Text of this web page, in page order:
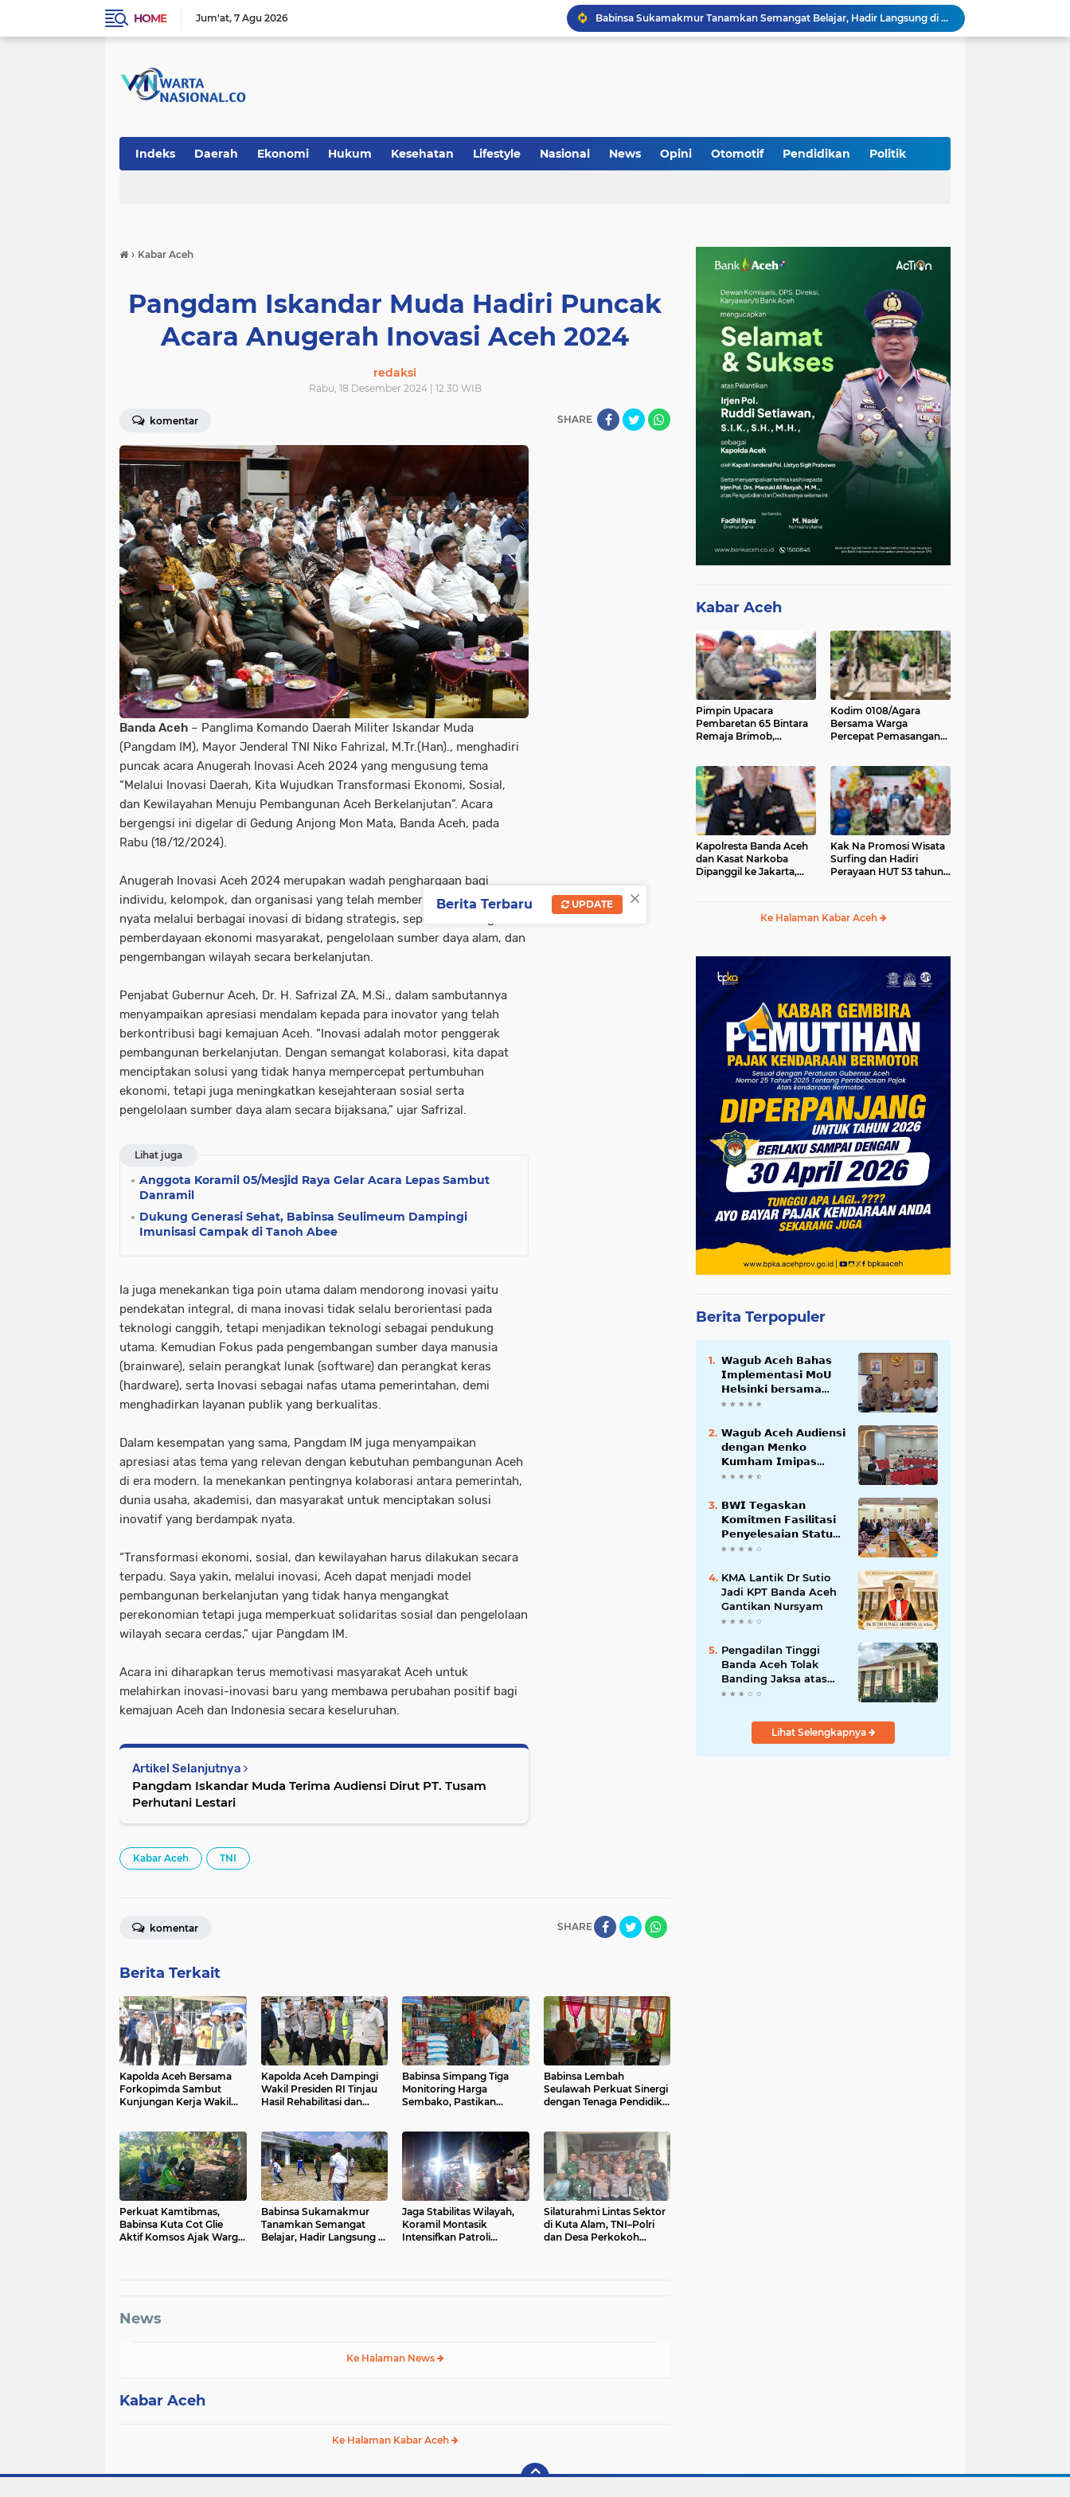
HOME Jum'at 7 Agu 2026
Babinsa Sukamakmur Tanamkan Semangat Belajar, Hadir Langsung di SMAN 1 untuk Motivasi Siswa
Jaga Stabilitas Wilayah, Koramil Montasik Intensifkan Patroli Keamanan di Desa Binaan
Perkuat Kamtibmas, Babinsa Kuta Cot Glie Aktif Komsos Ajak Warga Jaga Ketertiban Desa
Indeks Daerah Ekonomi Hukum Kesehatan Lifestyle Nasional News Opini Otomotif Pendidikan Politik
› Kabar Aceh
Pangdam Iskandar Muda Hadiri Puncak
Acara Anugerah Inovasi Aceh 2024
redaksi
Rabu, 18 Desember 2024 | 12.30 WIB
komentar SHARE
Banda Aceh – Panglima Komando Daerah Militer Iskandar Muda
(Pangdam IM), Mayor Jenderal TNI Niko Fahrizal, M.Tr.(Han)., menghadiri
puncak acara Anugerah Inovasi Aceh 2024 yang mengusung tema
“Melalui Inovasi Daerah, Kita Wujudkan Transformasi Ekonomi, Sosial,
dan Kewilayahan Menuju Pembangunan Aceh Berkelanjutan”. Acara
bergengsi ini digelar di Gedung Anjong Mon Mata, Banda Aceh, pada
Rabu (18/12/2024).
Anugerah Inovasi Aceh 2024 merupakan wadah penghargaan bagi
individu, kelompok, dan organisasi yang telah memberikan kontribusi
nyata melalui berbagai inovasi di bidang strategis, seperti teknologi,
pemberdayaan ekonomi masyarakat, pengelolaan sumber daya alam, dan
pengembangan wilayah secara berkelanjutan.
Penjabat Gubernur Aceh, Dr. H. Safrizal ZA, M.Si., dalam sambutannya
menyampaikan apresiasi mendalam kepada para inovator yang telah
berkontribusi bagi kemajuan Aceh. “Inovasi adalah motor penggerak
pembangunan berkelanjutan. Dengan semangat kolaborasi, kita dapat
menciptakan solusi yang tidak hanya mempercepat pertumbuhan
ekonomi, tetapi juga meningkatkan kesejahteraan sosial serta
pengelolaan sumber daya alam secara bijaksana,” ujar Safrizal.
Lihat juga
Anggota Koramil 05/Mesjid Raya Gelar Acara Lepas Sambut
Danramil
Dukung Generasi Sehat, Babinsa Seulimeum Dampingi
Imunisasi Campak di Tanoh Abee
Ia juga menekankan tiga poin utama dalam mendorong inovasi yaitu
pendekatan integral, di mana inovasi tidak selalu berorientasi pada
teknologi canggih, tetapi menjadikan teknologi sebagai pendukung
utama. Kemudian Fokus pada pengembangan sumber daya manusia
(brainware), selain perangkat lunak (software) dan perangkat keras
(hardware), serta Inovasi sebagai nafas utama pemerintahan, demi
menghadirkan layanan publik yang berkualitas.
Dalam kesempatan yang sama, Pangdam IM juga menyampaikan
apresiasi atas tema yang relevan dengan kebutuhan pembangunan Aceh
di era modern. Ia menekankan pentingnya kolaborasi antara pemerintah,
dunia usaha, akademisi, dan masyarakat untuk menciptakan solusi
inovatif yang berdampak nyata.
“Transformasi ekonomi, sosial, dan kewilayahan harus dilakukan secara
terpadu. Saya yakin, melalui inovasi, Aceh dapat menjadi model
pembangunan berkelanjutan yang tidak hanya mengangkat
perekonomian tetapi juga memperkuat solidaritas sosial dan pengelolaan
wilayah secara cerdas,” ujar Pangdam IM.
Acara ini diharapkan terus memotivasi masyarakat Aceh untuk
melahirkan inovasi-inovasi baru yang membawa perubahan positif bagi
kemajuan Aceh dan Indonesia secara keseluruhan.
Artikel Selanjutnya
Pangdam Iskandar Muda Terima Audiensi Dirut PT. Tusam
Perhutani Lestari
Kabar Aceh TNI
SHARE
komentar
Berita Terkait
Kapolda Aceh Bersama
Forkopimda Sambut
Kunjungan Kerja Wakil
Kapolda Aceh Dampingi
Wakil Presiden RI Tinjau
Hasil Rehabilitasi dan
Kendawi, Gayo Lues
Babinsa Simpang Tiga
Monitoring Harga
Sembako, Pastikan
Pokok
Babinsa Lembah
Seulawah Perkuat Sinergi
dengan Tenaga Pendidik,
Bahaya Narkoba
Perkuat Kamtibmas,
Babinsa Kuta Cot Glie
Aktif Komsos Ajak Warga
Babinsa Sukamakmur
Tanamkan Semangat
Belajar, Hadir Langsung di
Jaga Stabilitas Wilayah,
Koramil Montasik
Intensifkan Patroli
Silaturahmi Lintas Sektor
di Kuta Alam, TNI–Polri
dan Desa Perkokoh
News
Ke Halaman News
Kabar Aceh
Ke Halaman Kabar Aceh
Kabar Aceh
Pimpin Upacara
Pembaretan 65 Bintara
Remaja Brimob,
Kehormatan
Kodim 0108/Agara
Bersama Warga
Percepat Pemasangan
Ger-Ger Aceh Tenggara
Kapolresta Banda Aceh
dan Kasat Narkoba
Dipanggil ke Jakarta,
Kak Na Promosi Wisata
Surfing dan Hadiri
Perayaan HUT 53 tahun
Ke Halaman Kabar Aceh
Berita Terpopuler
𝗪𝗮𝗴𝘂𝗯 𝗔𝗰𝗲𝗵 𝗕𝗮𝗵𝗮𝘀
𝗜𝗺𝗽𝗹𝗲𝗺𝗲𝗻𝘁𝗮𝘀𝗶 𝗠𝗼𝗨
𝗛𝗲𝗹𝘀𝗶𝗻𝗸𝗶 𝗯𝗲𝗿𝘀𝗮𝗺𝗮
𝗦𝗲𝗸𝗿𝗲𝘁𝗮𝗿𝗶𝗮𝘁 𝗡𝗲𝗴𝗮𝗿𝗮
𝗪𝗮𝗴𝘂𝗯 𝗔𝗰𝗲𝗵 𝗔𝘂𝗱𝗶𝗲𝗻𝘀𝗶
𝗱𝗲𝗻𝗴𝗮𝗻 𝗠𝗲𝗻𝗸𝗼
𝗞𝘂𝗺𝗵𝗮𝗺 𝗜𝗺𝗶𝗽𝗮𝘀
𝗧𝗲𝗿𝗸𝗮𝗶𝘁 𝗦𝘁𝗮𝘁𝘂𝘀 𝗪𝗮𝗸𝗮𝗳
𝗕𝗪𝗜 𝗧𝗲𝗴𝗮𝘀𝗸𝗮𝗻
𝗞𝗼𝗺𝗶𝘁𝗺𝗲𝗻 𝗙𝗮𝘀𝗶𝗹𝗶𝘁𝗮𝘀𝗶
𝗣𝗲𝗻𝘆𝗲𝗹𝗲𝘀𝗮𝗶𝗮𝗻 𝗦𝘁𝗮𝘁𝘂𝘀
𝗪𝗮𝗸𝗮𝗳 𝗕𝗹𝗮𝗻𝗴 𝗣𝗮𝗱𝗮𝗻𝗴
KMA Lantik Dr Sutio
Jadi KPT Banda Aceh
Gantikan Nursyam
Pengadilan Tinggi
Banda Aceh Tolak
Banding Jaksa atas
Putusan Bebas Kasus
Lihat Selengkapnya
×
Berita Terbaru UPDATE